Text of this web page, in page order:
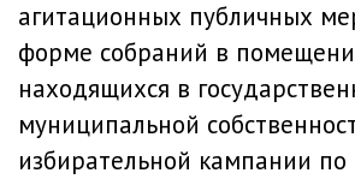
агитационных публичных
форме собраний в
находящихся в
муниципальной
избирательной кампании по